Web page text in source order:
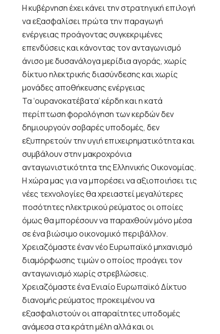
Η κυβέρνηση έχει κάνει την στρατηγική επιλογή
να εξασφαλίσει πρώτα την παραγωγή
ενέργειας προάγοντας συγκεκριμένες
επενδύσεις και κάνοντας τον ανταγωνισμό
άνισο με δυσανάλογα μερίδια αγοράς, χωρίς
δίκτυο ηλεκτρικής διασύνδεσης και χωρίς
μονάδες αποθήκευσης ενέργειας
Τα ‘ουρανοκατέβατα’ κέρδη και η κατά
περίπτωση φορολόγηση των κερδών δεν
δημιουργούν σοβαρές υποδομές, δεν
εξυπηρετούν την υγιή επιχειρηματικότητα και
συμβάλουν στην μακροχρόνια
ανταγωνιστικότητα της Ελληνικής Οικονομίας.
Η χώρα μας για να μπορέσει να αξιοποιήσει τις
νέες τεχνολογίες θα χρειαστεί μεγαλύτερες
ποσότητες ηλεκτρικού ρεύματος οι οποίες
όμως θα μπορέσουν να παραχθούν μόνο μέσα
σε ένα βιώσιμο οικονομικό περιβάλλον.
Χρειαζόμαστε έναν νέο Ευρωπαϊκό μηχανισμό
διαμόρφωσης τιμών ο οποίος προάγει τον
ανταγωνισμό χωρίς στρεβλώσεις.
Χρειαζόμαστε ένα Ενιαίο Ευρωπαϊκό Δίκτυο
διανομής ρεύματος προκειμένου να
εξασφαλιστούν οι απαραίτητες υποδομές
ανάμεσα στα κράτη μέλη αλλά και οι